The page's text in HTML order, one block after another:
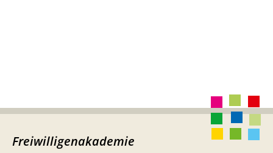
Freiwilligenakademie